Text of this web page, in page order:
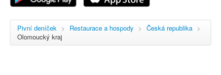
Pivní deníček > Restaurace a hospody > Česká republika >
Olomoucký kraj